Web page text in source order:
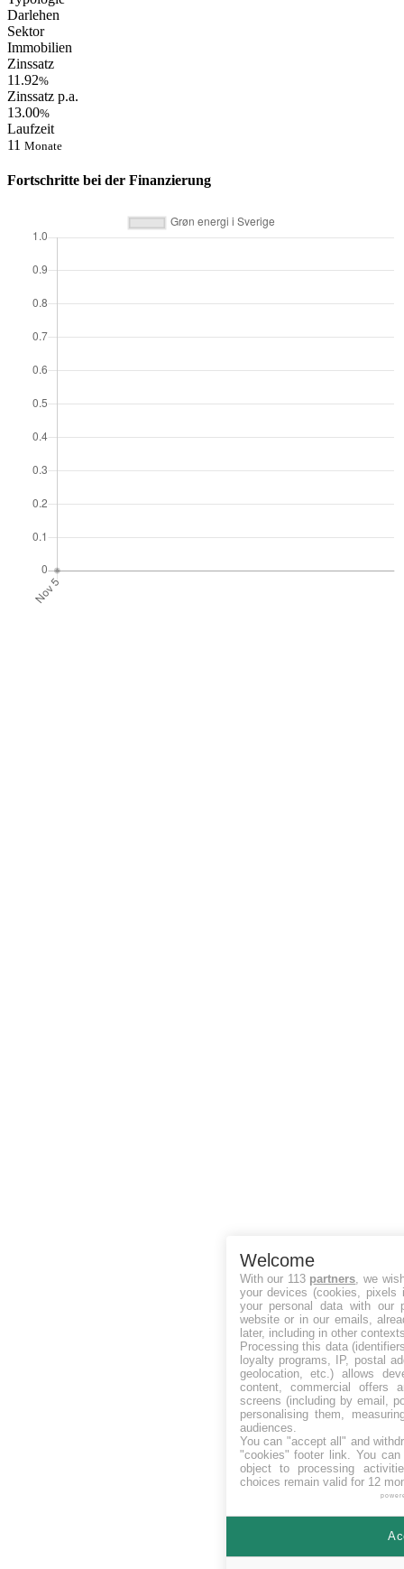
Darlehen
Sektor
Immobilien
Zinssatz
11.92%
Zinssatz p.a.
13.00%
Laufzeit
11 Monate
Fortschritte bei der Finanzierung
Welcome
With our 113 partners, we
your devices (cookies, pixels
your personal data with our
website or in our emails,
later, including in other
Processing this data
loyalty programs, IP, postal
geolocation, etc.) allows
content, commercial offers
screens (including by email,
personalising them,
audiences.
You can "accept all" and
"cookies" footer link. You can
object to processing
choices remain valid for 12